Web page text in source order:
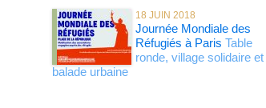
18 JUIN 2018
Journée Mondiale des
Réfugiés à Paris Table
ronde, village solidaire et
balade urbaine